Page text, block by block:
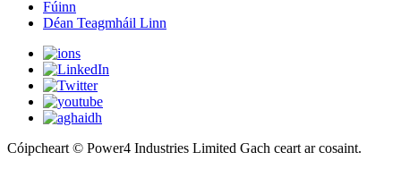
Fúinn
Déan Teagmháil Linn
Cóipcheart © Power4 Industries Limited Gach ceart ar cosaint.